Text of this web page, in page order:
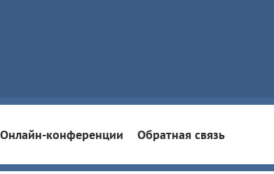
Онлайн-конференции Обратная связь